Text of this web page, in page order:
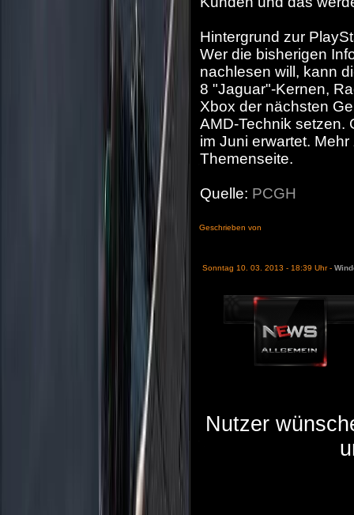
Hintergrund zur
Wer die bisherigen
nachlesen will, kann
8 "Jaguar"-Kernen,
Xbox der nächsten
AMD-Technik setzen.
im Juni erwartet.
Themenseite.
Quelle: PCGH
Geschrieben von
Sonntag 10. 03. 2013 - 18:39 Uhr -
Nutzer